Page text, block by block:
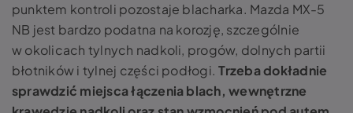
punktem kontroli pozostaje blacharka. Mazda MX-5
NB jest bardzo podatna na korozję, szczególnie
w okolicach tylnych nadkoli, progów, dolnych partii
błotników i tylnej części podłogi.Trzeba dokładnie
sprawdzić miejsca łączenia blach, wewnętrzne